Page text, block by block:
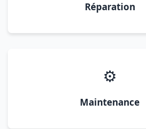
Réparation
⚙️
Maintenance